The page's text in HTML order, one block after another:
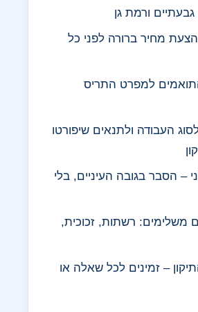
ורמת גן
מחיר ברורה לפני כל
למפרט התריס
העבודה ולתנאים שיפורטו
– הסבר בגובה העיניים, בלי
משלימים: רשתות, זכוכית,
– זמינים לכל שאלה או